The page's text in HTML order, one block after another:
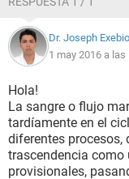
ascos casi no me
afuera y en las
mueve siempre del
Tengo nervios de
tiempo de ir al
mismo podría
Gracias por la
Dr. Joseph Exebio
1 may 2016 a las
Hola!
La sangre o flujo
tardíamente en el
diferentes procesos,
trascendencia como
provisionales,